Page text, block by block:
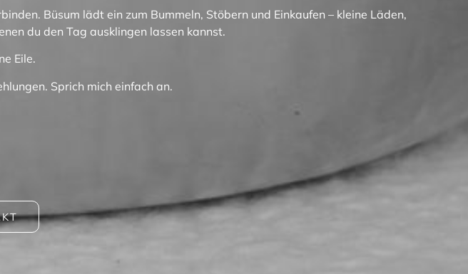
. Büsum lädt ein zum Bummeln, Stöbern und Einkaufen – kleine Läden,
du den Tag ausklingen lassen kannst.
Eile.
Sprich mich einfach an.